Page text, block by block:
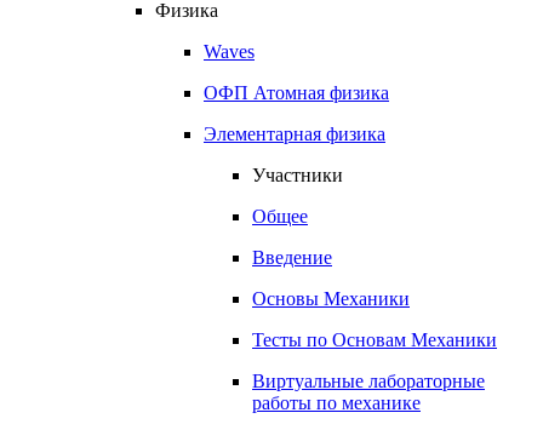
Физика
Waves
ОФП Атомная физика
Элементарная физика
Участники
Общее
Введение
Основы Механики
Тесты по Основам Механики
Виртуальные лабораторные
работы по механике